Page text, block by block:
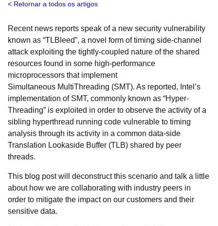
Retornar a todos os artigos
Recent news reports speak of a new security vulnerability
known as “TLBleed”, a novel form of timing side-channel
attack exploiting the tightly-coupled nature of the shared
resources found in some high-performance
microprocessors that implement
Simultaneous MultiThreading (SMT). As reported, Intel’s
implementation of SMT, commonly known as “Hyper-
Threading” is exploited in order to observe the activity of a
sibling hyperthread running code vulnerable to timing
analysis through its activity in a common data-side
Translation Lookaside Buffer (TLB) shared by peer
threads.
This blog post will deconstruct this scenario and talk a little
about how we are collaborating with industry peers in
order to mitigate the impact on our customers and their
sensitive data.